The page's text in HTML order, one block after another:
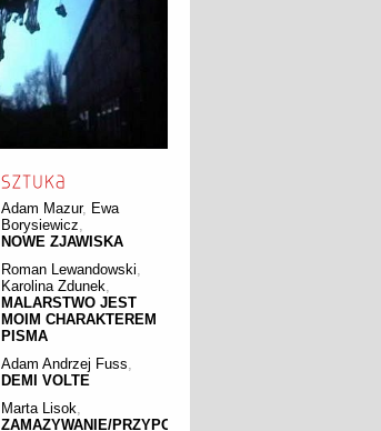
Adam Mazur, Ewa
Borysiewicz
NOWE ZJAWISKA
Roman Lewandowski
Karolina Zdunek
MALARSTWO JEST
MOIM CHARAKTEREM
PISMA
Adam Andrzej Fuss
DEMI VOLTE
Marta Lisok
ZAMAZYWANIE/PRZYPOMINANIE